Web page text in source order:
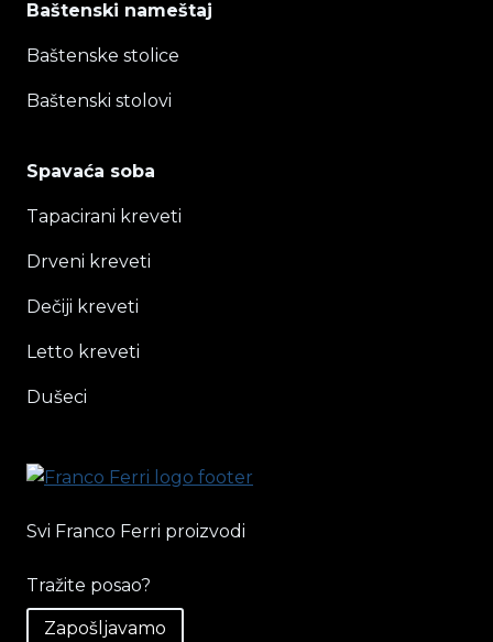
Baštenski nameštaj
Baštenske stolice
Baštenski stolovi
Spavaća soba
Tapacirani kreveti
Drveni kreveti
Dečiji kreveti
Letto kreveti
Dušeci
Svi Franco Ferri proizvodi
Tražite posao?
Zapošljavamo